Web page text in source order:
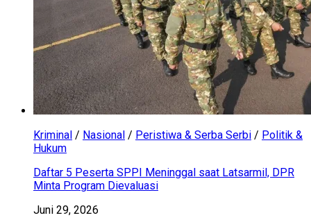
Kriminal / Nasional / Peristiwa & Serba Serbi / Politik &
Hukum
Daftar 5 Peserta SPPI Meninggal saat Latsarmil, DPR
Minta Program Dievaluasi
Juni 29, 2026